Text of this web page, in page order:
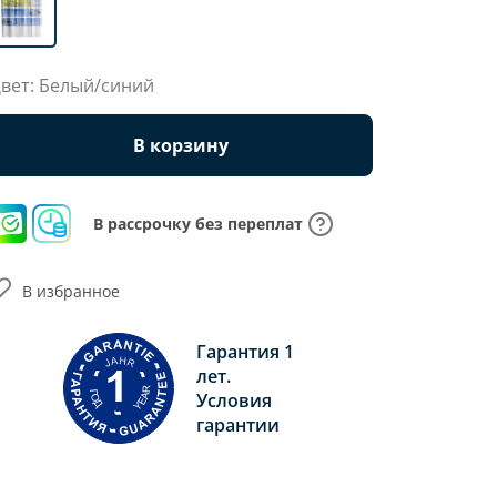
Белый/синий
В корзину
В рассрочку без переплат
Гарантия 1
лет.
Условия
гарантии
В избранное